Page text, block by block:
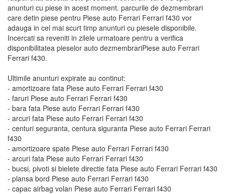
anunturi cu piese in acest moment. parcurile de dezmembrari
care detin piese pentru Piese auto Ferrari Ferrari f430 vor
adauga in cel mai scurt timp anunturi cu piesele disponibile.
Incercati sa reveniti in zilele urmatoare pentru a verifica
disponibilitatea pieselor auto dezmembrariPiese auto Ferrari
Ferrari f430.
Ultimile anunturi expirate au continut:
- amortizoare fata Piese auto Ferrari Ferrari f430
- faruri Piese auto Ferrari Ferrari f430
- bara fata Piese auto Ferrari Ferrari f430
- arcuri fata Piese auto Ferrari Ferrari f430
- centuri seguranta, centura siguranta Piese auto Ferrari Ferrari
f430
- amortizoare spate Piese auto Ferrari Ferrari f430
- arcuri fata Piese auto Ferrari Ferrari f430
- bucsi, pivoti si bielete directie fata Piese auto Ferrari Ferrari f430
- plansa bord Piese auto Ferrari Ferrari f430
- capac airbag volan Piese auto Ferrari Ferrari f430